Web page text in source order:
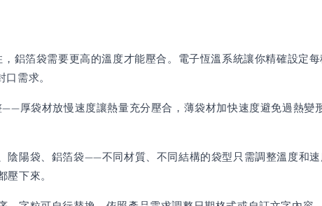
鋁箔袋需要更高的溫度才能壓合。電子恆溫系統讓你精確設定
需求。
厚袋材放慢速度讓熱量充分壓合，薄袋材加快速度避免過熱變
陰陽袋、鋁箔袋——不同材質、不同結構的袋型只需調整溫度和
下來。